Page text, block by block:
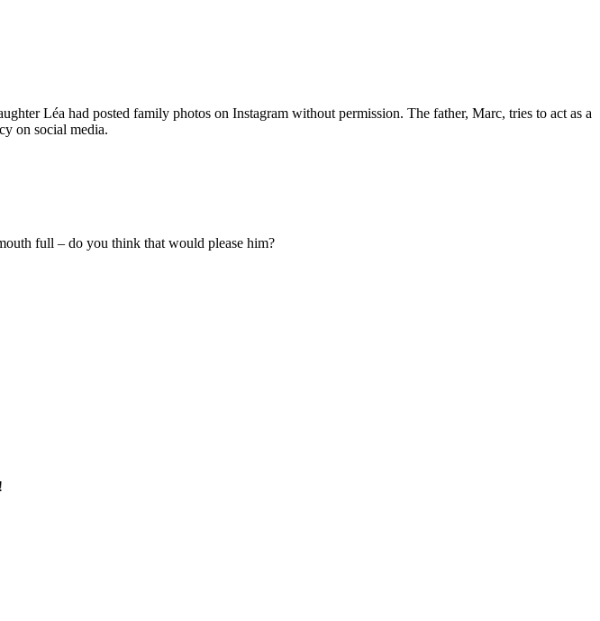
Léa had posted family photos on Instagram without permission. The father, Marc, tries to act as a
on social media.
full – do you think that would please him?